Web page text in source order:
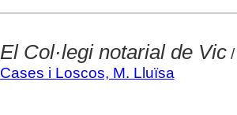
El Col·legi notarial de Vic/
Cases i Loscos, M. Lluïsa